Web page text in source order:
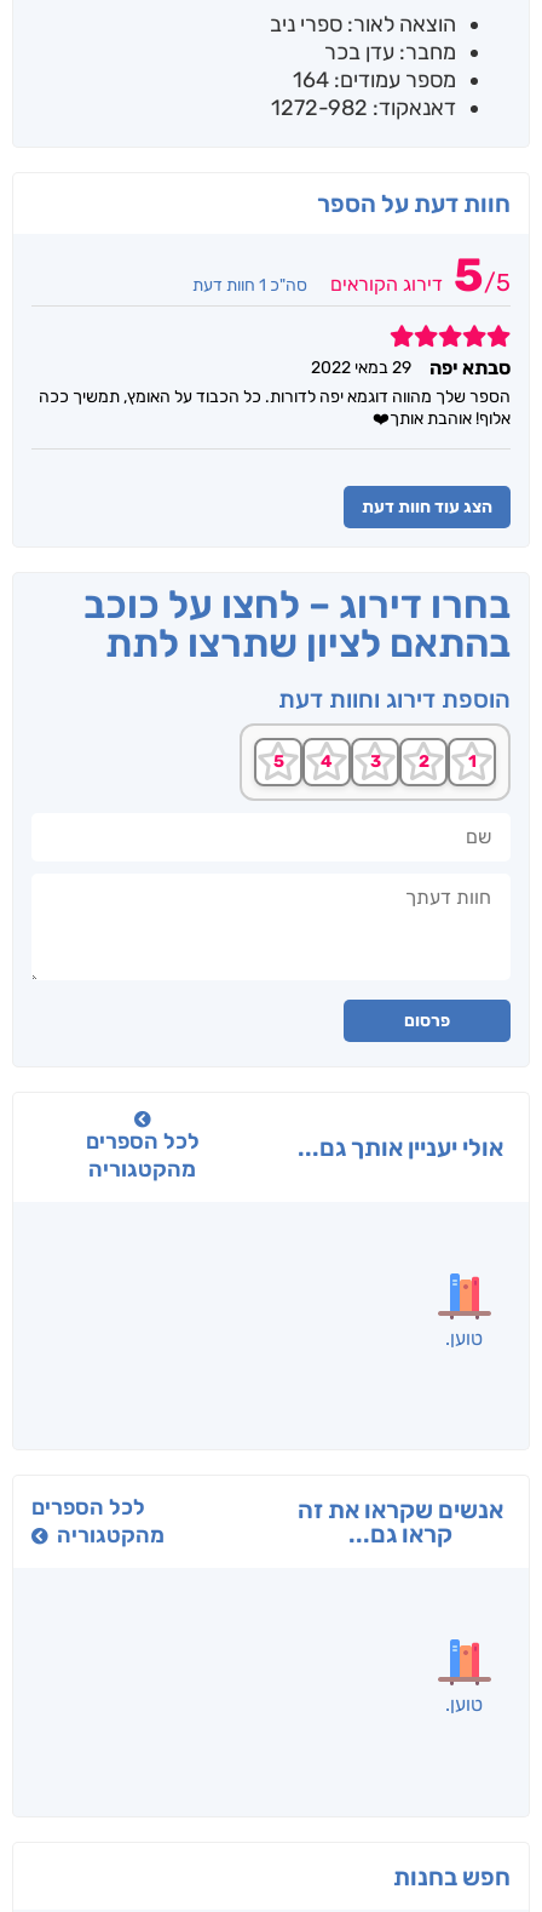
הוצאה לאור: ספרי ניב
מחבר: עדן בכר
מספר עמודים: 164
דאנאקוד: 1272-982
חוות דעת על הספר
5/5 דירוג הקוראים סה"כ 1 חוות דעת
5
סבתא יפה
29 במאי 2022
הספר שלך מהווה דוגמא יפה לדורות. כל הכבוד על האומץ, תמשיך ככה
אלוף! אוהבת אותך⁦❤️⁦
הצג עוד חוות דעת
בחרו דירוג – לחצו על כוכב
בהתאם לציון שתרצו לתת
הוספת דירוג וחוות דעת
פרסום
אולי יעניין אותך גם...
לכל הספרים
מהקטגוריה
בפנוכו
חני שאטן
תרדמת
א. פ.
אנשים שקראו את זה